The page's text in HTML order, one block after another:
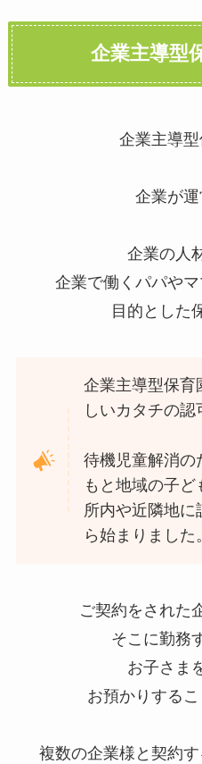
企業主導型
企業主導型
企業が運
企業の人
企業で働くパパや
目的とした
企業主導型保育
しいカタチの認
待機児童解消の
もと地域の子
所内や近隣地に
ら始まりました
ご契約をされた
そこに勤務
お子さま
お預かりするこ
複数の企業様と契約す